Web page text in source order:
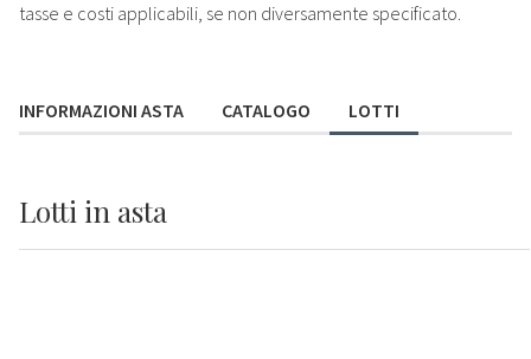
tasse e costi applicabili, se non diversamente specificato.
INFORMAZIONI ASTA CATALOGO LOTTI
Lotti in asta